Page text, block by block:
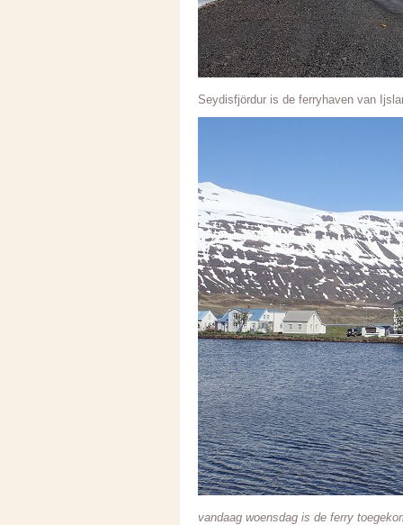
Seydisfjördur is de ferryhaven van
vandaag woensdag is de ferry